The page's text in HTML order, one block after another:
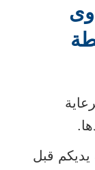
يديكم قبل